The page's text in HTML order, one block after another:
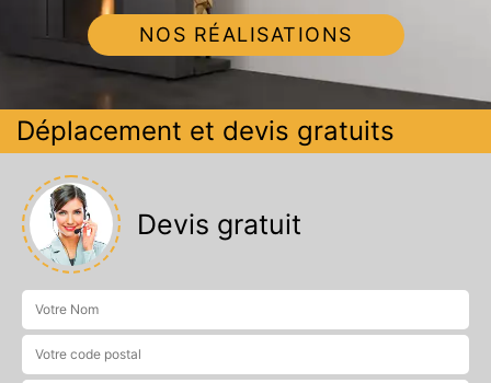
NOS RÉALISATIONS
Déplacement et devis gratuits
Devis gratuit